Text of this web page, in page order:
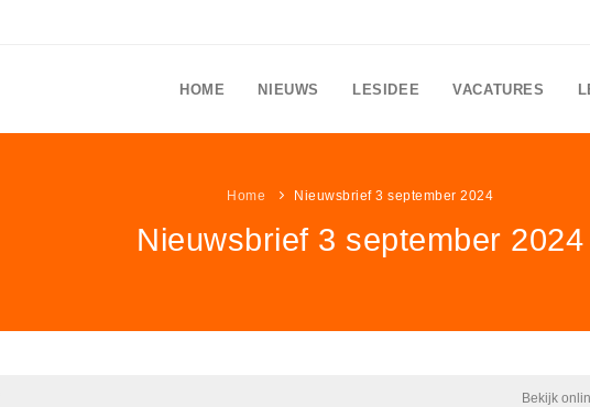
HOME NIEUWS LESIDEE VACATURES
Home Nieuwsbrief 3 september 2024
Nieuwsbrief 3 september 2024
Bekijk